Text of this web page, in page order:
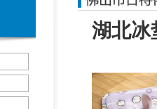
湖北冰